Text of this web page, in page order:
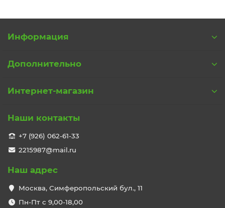
Информация
Дополнительно
Интернет-магазин
Наши контакты
+7 (926) 062-61-33
2215987@mail.ru
Наш адрес
Москва, Симферопольский бул., 11
Пн-Пт с 9,00-18,00